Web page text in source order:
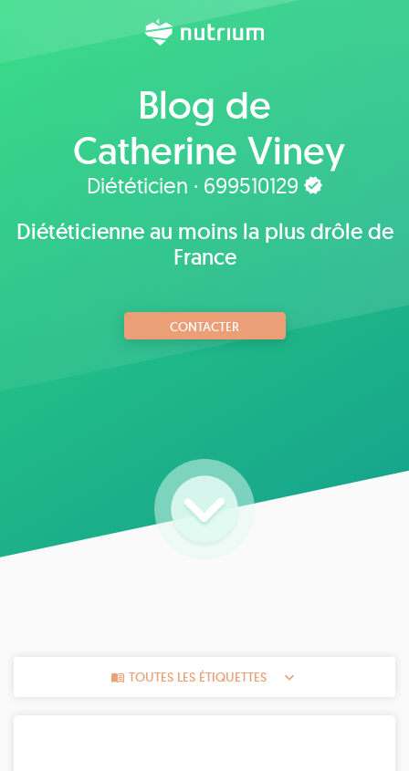
Blog de
Catherine Viney
Diététicien · 699510129
Diététicienne au moins la plus drôle de
France
CONTACTER
TOUTES LES ÉTIQUETTES